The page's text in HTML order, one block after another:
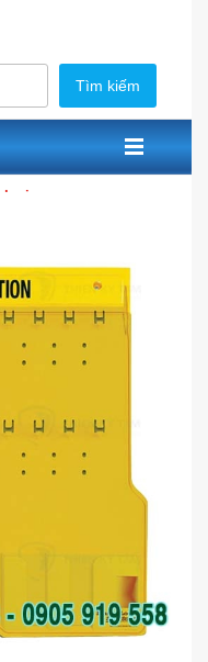
Tìm kiếm
loại